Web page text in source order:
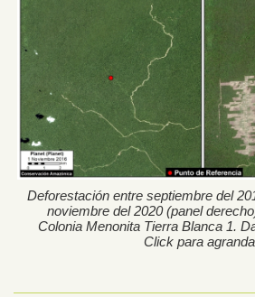
Deforestación entre septiembre del
noviembre del 2020 (panel
Colonia Menonita Tierra Blanca 1.
Click para